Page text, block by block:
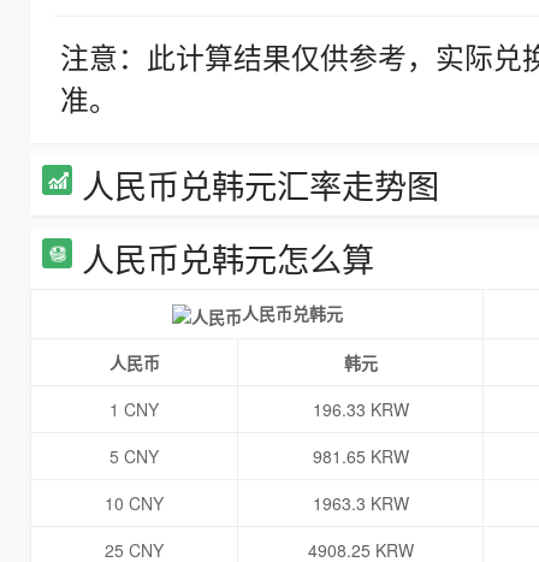
注意：此计算结果仅供参考，实际
准。
人民币兑韩元汇率走势图
人民币兑韩元怎么算
人民币兑韩元
人民币
韩元
1 CNY
196.33 KRW
5 CNY
981.65 KRW
10 CNY
1963.3 KRW
25 CNY
4908.25 KRW